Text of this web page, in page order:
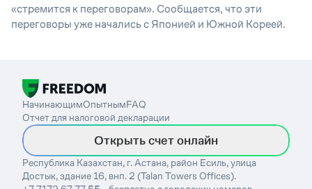
«стремится к переговорам». Сообщается, что эти
переговоры уже начались с Японией и Южной Кореей.
НачинающимОпытнымFAQ
Отчет для налоговой декларации
Открыть счет онлайн
Республика Казахстан, г. Астана, район Есиль, улица
Достык, здание 16, внп. 2 (Talan Towers Offices).